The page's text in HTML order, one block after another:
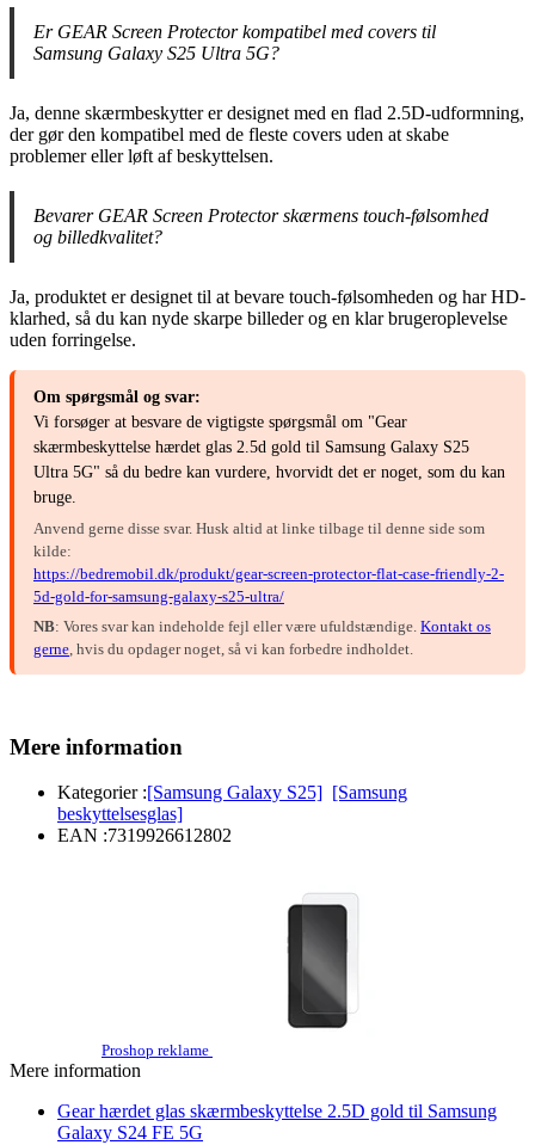
Er GEAR Screen Protector kompatibel med covers til
Samsung Galaxy S25 Ultra 5G?
Ja, denne skærmbeskytter er designet med en flad 2.5D-udformning,
der gør den kompatibel med de fleste covers uden at skabe
problemer eller løft af beskyttelsen.
Bevarer GEAR Screen Protector skærmens touch-følsomhed
og billedkvalitet?
Ja, produktet er designet til at bevare touch-følsomheden og har HD-
klarhed, så du kan nyde skarpe billeder og en klar brugeroplevelse
uden forringelse.
Om spørgsmål og svar:
Vi forsøger at besvare de vigtigste spørgsmål om "Gear
skærmbeskyttelse hærdet glas 2.5d gold til Samsung Galaxy S25
Ultra 5G" så du bedre kan vurdere, hvorvidt det er noget, som du kan
bruge.
Anvend gerne disse svar. Husk altid at linke tilbage til denne side som
kilde:
https://bedremobil.dk/produkt/gear-screen-protector-flat-case-friendly-2-
5d-gold-for-samsung-galaxy-s25-ultra/
NB: Vores svar kan indeholde fejl eller være ufuldstændige. Kontakt os
gerne , hvis du opdager noget, så vi kan forbedre indholdet.
Mere information
Kategorier :[Samsung Galaxy S25] [Samsung
beskyttelsesglas]
EAN :7319926612802
Proshop reklame
Mere information
Gear hærdet glas skærmbeskyttelse 2.5D gold til Samsung
Galaxy S24 FE 5G